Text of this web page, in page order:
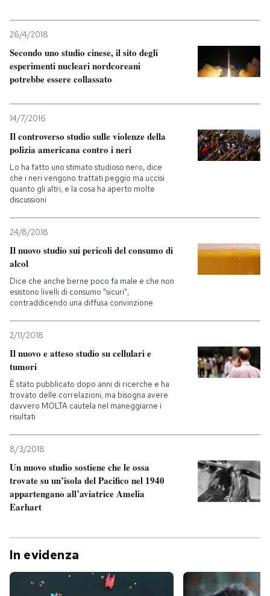
26/4/2018
Secondo uno studio cinese, il sito degli
esperimenti nucleari nordcoreani
potrebbe essere collassato
14/7/2016
Il controverso studio sulle violenze della
polizia americana contro i neri
Lo ha fatto uno stimato studioso nero, dice
che i neri vengono trattati peggio ma uccisi
quanto gli altri, e la cosa ha aperto molte
discussioni
24/8/2018
Il nuovo studio sui pericoli del consumo di
alcol
Dice che anche berne poco fa male e che non
esistono livelli di consumo "sicuri",
contraddicendo una diffusa convinzione
2/11/2018
Il nuovo e atteso studio su cellulari e
tumori
È stato pubblicato dopo anni di ricerche e ha
trovato delle correlazioni, ma bisogna avere
davvero MOLTA cautela nel maneggiarne i
risultati
8/3/2018
Un nuovo studio sostiene che le ossa
trovate su un’isola del Pacifico nel 1940
appartengano all’aviatrice Amelia
Earhart
In evidenza